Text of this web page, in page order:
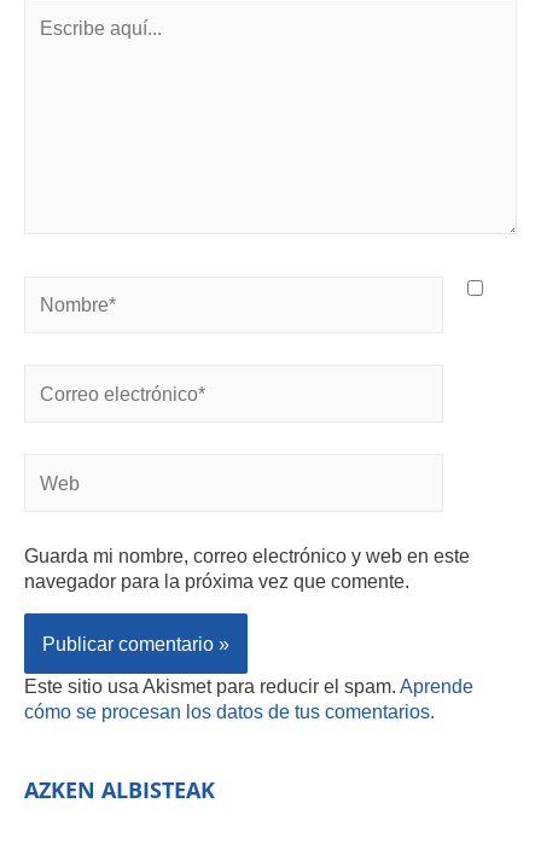
Guarda mi nombre, correo electrónico y web en este
navegador para la próxima vez que comente.
Este sitio usa Akismet para reducir el spam. Aprende
cómo se procesan los datos de tus comentarios.
AZKEN ALBISTEAK